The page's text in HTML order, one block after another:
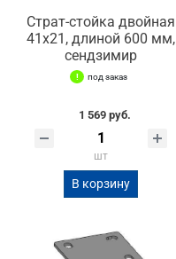
Страт-стойка двойная
41х21, длиной 600 мм,
сендзимир
под заказ
1 569 руб.
шт
В корзину